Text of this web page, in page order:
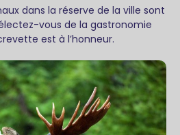
dans la réserve de la ville sont
vous de la gastronomie
est à l’honneur.